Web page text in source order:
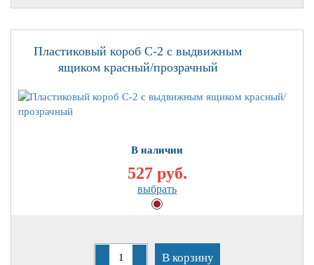
Пластиковый короб С-2 с выдвижным
ящиком красный/прозрачный
В наличии
527 руб.
выбрать
В корзину